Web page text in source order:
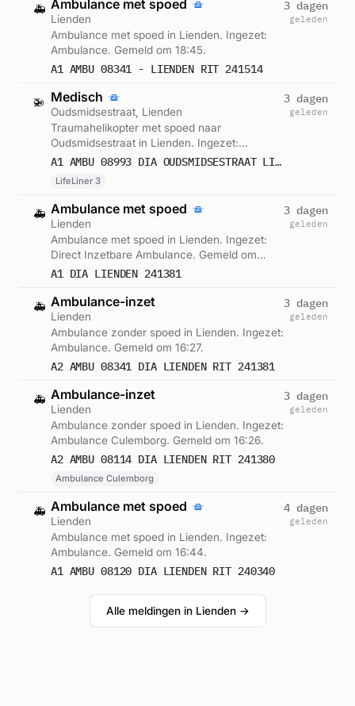
🚑 Ambulance met spoed
Lienden
Ambulance met spoed in Lienden. Ingezet:
Ambulance. Gemeld om 18:45.
A1 AMBU 08341 - LIENDEN RIT 241514
3 dagen
geleden
🚁 Medisch
Oudsmidsestraat, Lienden
Traumahelikopter met spoed naar
Oudsmidsestraat in Lienden. Ingezet:
LifeLiner 3. Gemeld om 16:33.
A1 AMBU 08993 DIA OUDSMIDSESTRAAT LIENDEN RIT 241390 REGIO 8
LifeLiner 3
3 dagen
geleden
🚑 Ambulance met spoed
Lienden
Ambulance met spoed in Lienden. Ingezet:
Direct Inzetbare Ambulance. Gemeld om
16:32.
A1 DIA LIENDEN 241381
3 dagen
geleden
🚑 Ambulance-inzet
Lienden
Ambulance zonder spoed in Lienden. Ingezet:
Ambulance. Gemeld om 16:27.
A2 AMBU 08341 DIA LIENDEN RIT 241381
3 dagen
geleden
🚑 Ambulance-inzet
Lienden
Ambulance zonder spoed in Lienden. Ingezet:
Ambulance Culemborg. Gemeld om 16:26.
A2 AMBU 08114 DIA LIENDEN RIT 241380
Ambulance Culemborg
3 dagen
geleden
🚑 Ambulance met spoed
Lienden
Ambulance met spoed in Lienden. Ingezet:
Ambulance. Gemeld om 16:44.
A1 AMBU 08120 DIA LIENDEN RIT 240340
4 dagen
geleden
Alle meldingen in Lienden →